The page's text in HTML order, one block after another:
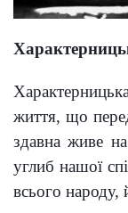
життя, що
здавна живе
углиб нашої
всього народу,